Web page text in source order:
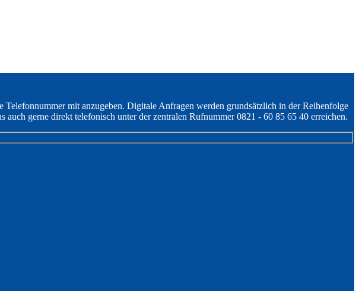
mit anzugeben. Digitale Anfragen werden grundsätzlich in der Reihenfolge
gerne direkt telefonisch unter der zentralen Rufnummer 0821 - 60 85 65 40 erreichen.